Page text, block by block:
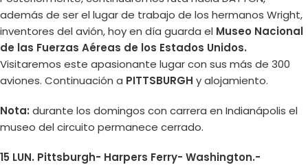
además de ser el lugar de trabajo de los hermanos Wright,
inventores del avión, hoy en día guarda el Museo Nacional
de las Fuerzas Aéreas de los Estados Unidos.
Visitaremos este apasionante lugar con sus más de 300
aviones. Continuación a PITTSBURGH y alojamiento.
Nota: durante los domingos con carrera en Indianápolis el
museo del circuito permanece cerrado.
15 LUN. Pittsburgh- Harpers Ferry- Washington.-